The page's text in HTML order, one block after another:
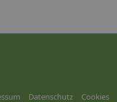
Datenschutz Cookies